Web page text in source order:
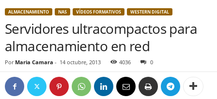
ALMACENAMIENTO NAS VÍDEOS FORMATIVOS WESTERN DIGITAL
Servidores ultracompactos para
almacenamiento en red
Por Maria Camara - 14 octubre, 2013 4036 0